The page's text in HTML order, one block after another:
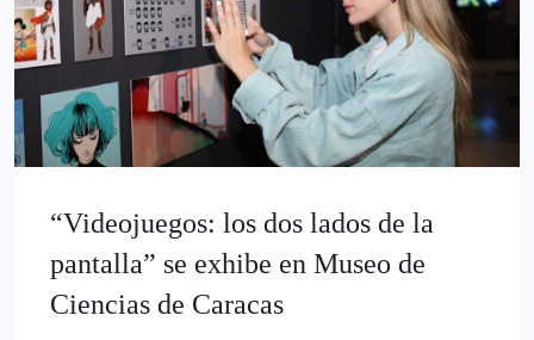
“Videojuegos: los dos lados de la
pantalla” se exhibe en Museo de
Ciencias de Caracas